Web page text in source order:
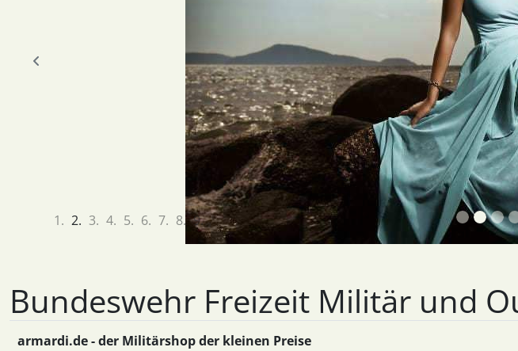
Bundeswehr Freizeit Militär und
armardi.de - der Militärshop der kleinen Preise